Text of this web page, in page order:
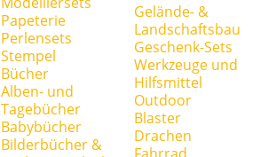
Papeterie
Perlensets
Stempel
Bücher
Alben- und
Tagebücher
Babybücher
Bilderbücher &
Gelände- &
Landschaftsbau
Geschenk-Sets
Werkzeuge und
Hilfsmittel
Outdoor
Blaster
Drachen